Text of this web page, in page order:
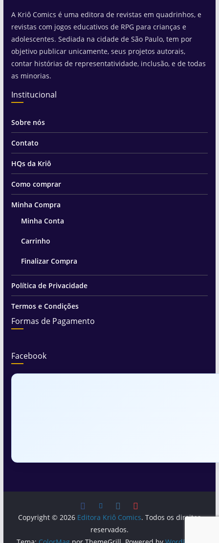
A Kriô Comics é uma editora de revistas em quadrinhos, e
revistas com jogos educativos de RPG para crianças e
adolescentes. Sediada na cidade de São Paulo, tem por
objetivo publicar unicamente, seus projetos autorais,
contar histórias de representatividade, inclusão, e de todas
as minorias.
Institucional
Sobre nós
Contato
HQs da Kriô
Como comprar
Minha Compra
Minha Conta
Carrinho
Finalizar Compra
Política de Privacidade
Termos e Condições
Formas de Pagamento
Facebook
Copyright © 2026 Editora Kriô Comics. Todos os direitos
reservados.